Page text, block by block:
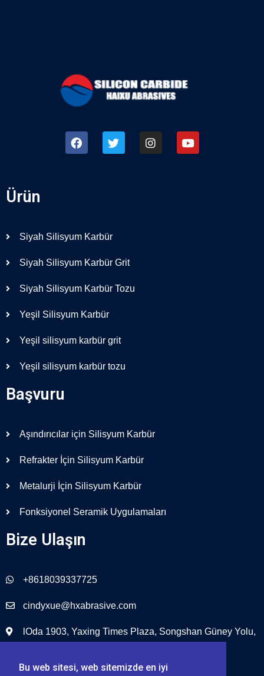
Bu web sitesi, web sitemizde en iyi
Ürün
Siyah Silisyum Karbür
Siyah Silisyum Karbür Grit
Siyah Silisyum Karbür Tozu
Yeşil Silisyum Karbür
Yeşil silisyum karbür grit
Yeşil silisyum karbür tozu
Başvuru
Aşındırıcılar için Silisyum Karbür
Refrakter İçin Silisyum Karbür
Metalurji İçin Silisyum Karbür
Fonksiyonel Seramik Uygulamaları
Bize Ulaşın
+8618039337725
cindyxue@hxabrasive.com
lOda 1903, Yaxing Times Plaza, Songshan Güney Yolu,